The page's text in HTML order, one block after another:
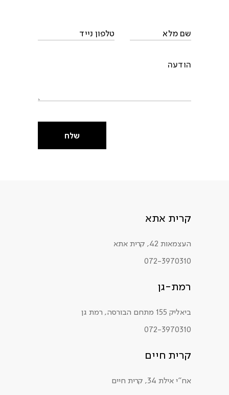
שלח
קרית אתא
העצמאות 42, קרית אתא
072-3970310
רמת-גן
ביאליק 155 מתחם הבורסה, רמת גן
072-3970310
קרית חיים
אח"י אילת 34, קרית חיים